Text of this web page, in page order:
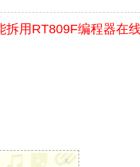
用RT809F编程器在
x